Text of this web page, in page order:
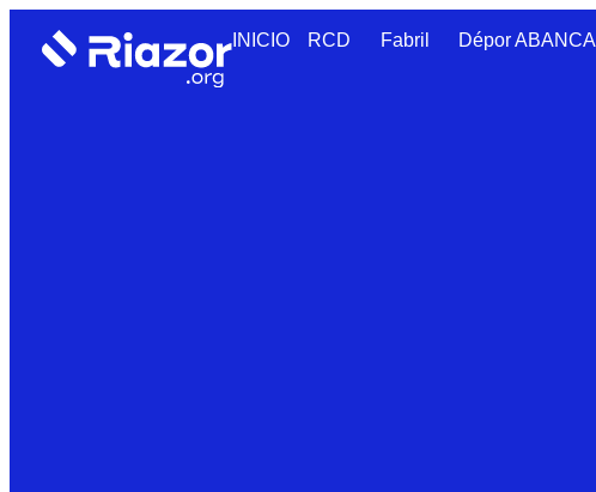
INICIO RCD Fabril Dépor ABANCA